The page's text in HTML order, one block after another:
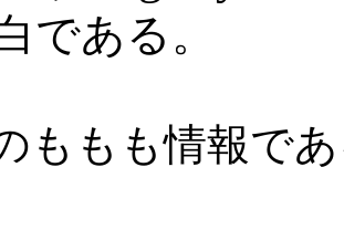
である。
ももも情報で